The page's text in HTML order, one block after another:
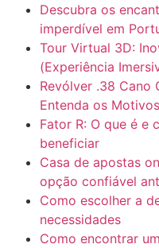
Descubra os
imperdível em
Tour Virtual 3D:
(Experiência
Revólver .38 Cano
Entenda os
Fator R: O que é e
beneficiar
Casa de apostas
opção confiável
Como escolher a
necessidades
Como encontrar